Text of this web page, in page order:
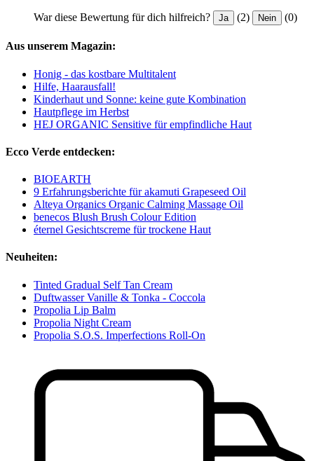
War diese Bewertung für dich hilfreich? Ja (2) Nein (0)
Aus unserem Magazin:
Honig - das kostbare Multitalent
Hilfe, Haarausfall!
Kinderhaut und Sonne: keine gute Kombination
Hautpflege im Herbst
HEJ ORGANIC Sensitive für empfindliche Haut
Ecco Verde entdecken:
BIOEARTH
9 Erfahrungsberichte für akamuti Grapeseed Oil
Alteya Organics Organic Calming Massage Oil
benecos Blush Brush Colour Edition
éternel Gesichtscreme für trockene Haut
Neuheiten:
Tinted Gradual Self Tan Cream
Duftwasser Vanille & Tonka - Coccola
Propolia Lip Balm
Propolia Night Cream
Propolia S.O.S. Imperfections Roll-On